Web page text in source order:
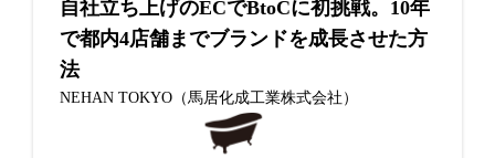
自社立ち上げのECでBtoCに初挑戦。10年
で都内4店舗までブランドを成長させた方
法
NEHAN TOKYO（馬居化成工業株式会社）